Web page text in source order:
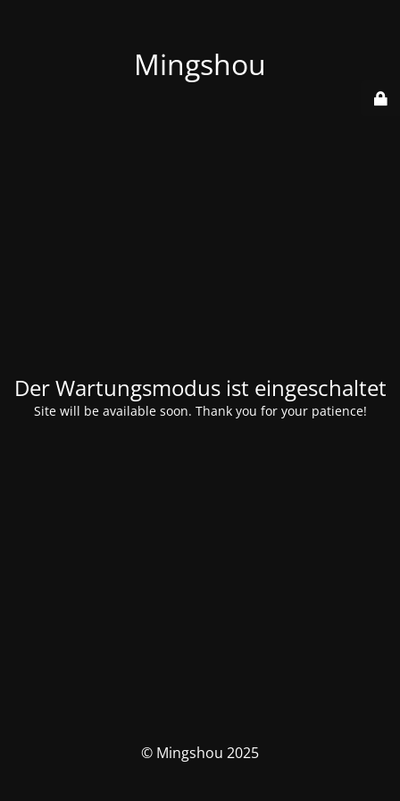
Mingshou
Der Wartungsmodus ist eingeschaltet
Site will be available soon. Thank you for your patience!
© Mingshou 2025